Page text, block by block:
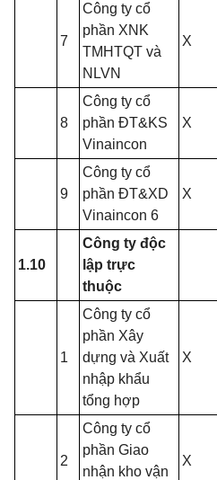
7
Công ty cổ
phần XNK
TMHTQT và
NLVN
X
8
Công ty cổ
phần ĐT&KS
Vinaincon
X
9
Công ty cổ
phần ĐT&XD
Vinaincon 6
X
1.10
Công ty độc
lập trực
thuộc
1
Công ty cổ
phần Xây
dựng và Xuất
nhập khẩu
tổng hợp
X
2
Công ty cổ
phần Giao
nhận kho vận
X